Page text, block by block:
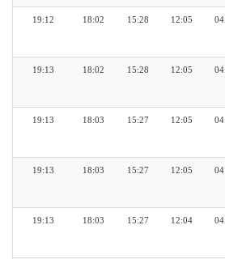
12:05
15:28
18:02
19:12
12:05
15:28
18:02
19:13
12:05
15:27
18:03
19:13
12:05
15:27
18:03
19:13
12:04
15:27
18:03
19:13